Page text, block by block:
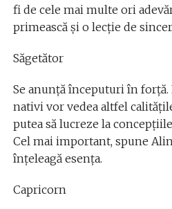
fi de cele mai multe ori
primească și o lecție de
Săgetător
Se anunță începuturi în forță.
nativi vor vedea altfel
putea să lucreze la
Cel mai important, spune
înțeleagă esența.
Capricorn